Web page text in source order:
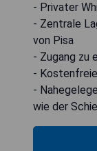
- Privater
- Zentrale
von Pisa
- Zugang zu
-
-
wie der